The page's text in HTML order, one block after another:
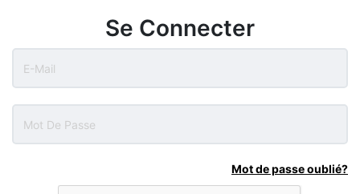
Se Connecter
Mot de passe oublié?